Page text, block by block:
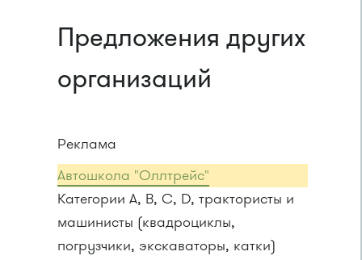
Предложения других
организаций
Реклама
Автошкола "Оллтрейс"
Категории A, B, C, D, трактористы и
машинисты (квадроциклы,
погрузчики, экскаваторы, катки)